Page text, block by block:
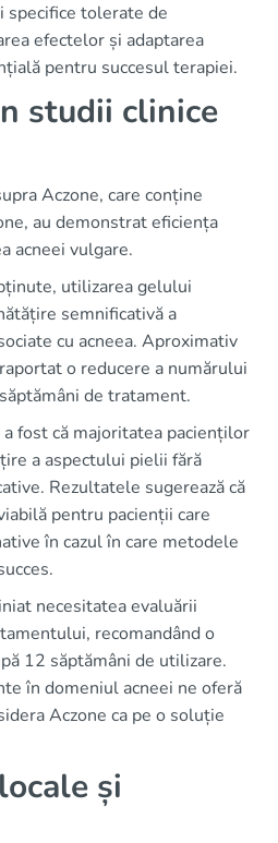
specifice tolerate de
efectelor și adaptarea
pentru succesul terapiei.
studii clinice
Aczone, care conține
au demonstrat eficiența
acneei vulgare.
utilizarea gelului
semnificativă a
cu acneea. Aproximativ
o reducere a numărului
de tratament.
fost că majoritatea pacienților
a aspectului pielii fără
Rezultatele sugerează că
pentru pacienții care
în cazul în care metodele
necesitatea evaluării
recomandând o
12 săptămâni de utilizare.
în domeniul acneei ne oferă
Aczone ca pe o soluție
și